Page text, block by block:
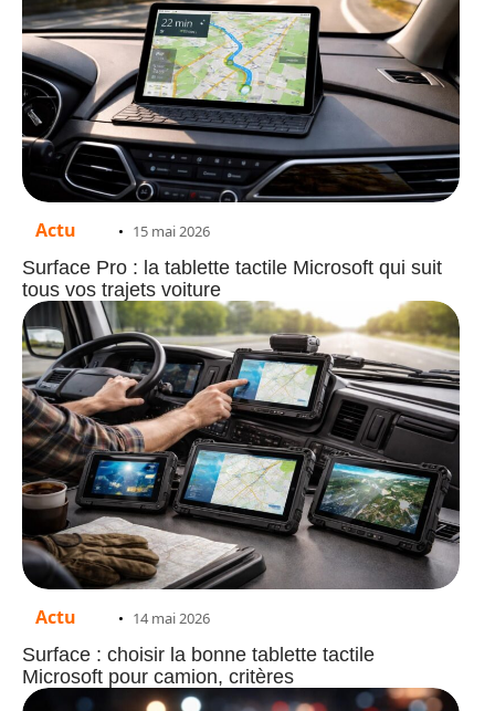
Actu 15 mai 2026
Surface Pro : la tablette tactile Microsoft qui suit
tous vos trajets voiture
Actu 14 mai 2026
Surface : choisir la bonne tablette tactile
Microsoft pour camion, critères